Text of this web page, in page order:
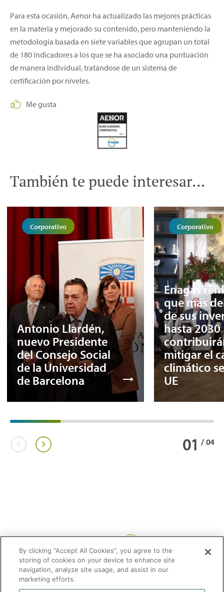
Para esta ocasión, Aenor ha actualizado las mejores prácticas
en la materia y mejorado su contenido, pero manteniendo la
metodología basada en siete variables que agrupan un total
de 180 indicadores a los que se ha asociado una puntuación
de manera individual, tratándose de un sistema de
certificación por niveles.
Me gusta
También te puede interesar...
Corporativo
Antonio Llardén,
nuevo Presidente
del Consejo Social
de la Universidad
de Barcelona
Corporativo
Enagás
que más
de sus
hasta 2030
mitigar el
climático
UE
01 / 04
By clicking “Accept All Cookies”, you agree to the
storing of cookies on your device to enhance site
navigation, analyze site usage, and assist in our
marketing efforts.